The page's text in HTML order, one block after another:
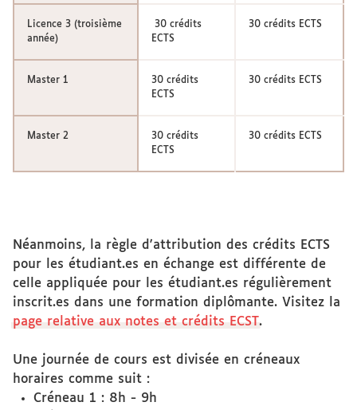
Licence 3 (troisième
année)
30 crédits
ECTS
30 crédits ECTS
Master 1
30 crédits
ECTS
30 crédits ECTS
Master 2
30 crédits
ECTS
30 crédits ECTS
Néanmoins, la règle d'attribution des crédits ECTS
pour les étudiant.es en échange est différente de
celle appliquée pour les étudiant.es régulièrement
inscrit.es dans une formation diplômante. Visitez la
page relative aux notes et crédits ECST.
Une journée de cours est divisée en créneaux
horaires comme suit :
Créneau 1 : 8h - 9h